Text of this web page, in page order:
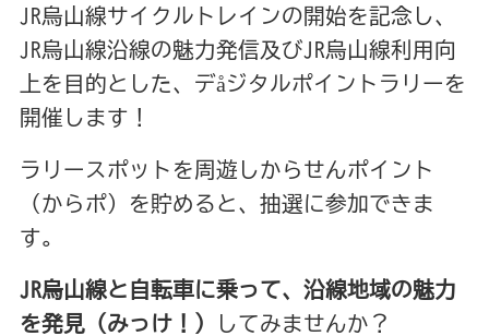
JR烏山線サイクルトレインの開始を記念し、
JR烏山線沿線の魅力発信及びJR烏山線利用向
上を目的とした、デåジタルポイントラリーを
開催します！
ラリースポットを周遊しからせんポイント
（からポ）を貯めると、抽選に参加できま
す。
JR烏山線と自転車に乗って、沿線地域の魅力
を発見（みっけ！）
してみませんか？